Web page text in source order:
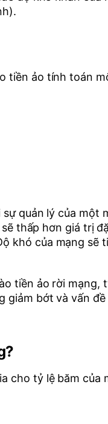
tiền ảo tính toán
quản lý của một
thấp hơn giá trị
khó của mạng sẽ
tiền ảo rời mạng,
giảm bớt và vấn
cho tỷ lệ băm của